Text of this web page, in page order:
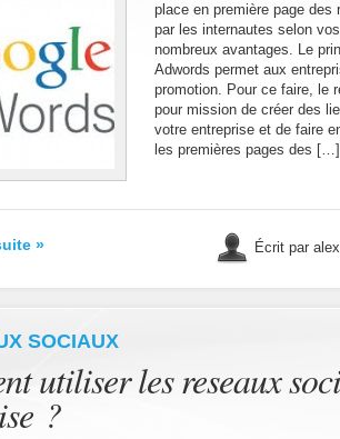
place en première page
par les internautes selon
nombreux avantages. Le
Adwords permet aux
promotion. Pour ce faire, le
pour mission de créer des
votre entreprise et de faire
les premières pages des […]
» Écrit par
SOCIAUX
utiliser les reseaux
?